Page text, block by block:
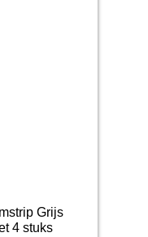
Grijs
4 stuks